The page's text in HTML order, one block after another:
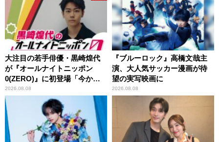
大注目の若手俳優・黒崎煌代
が『オールナイトニッポン
0(ZERO)』に初登場「今から
とてもワクワクしておりま
す！」
2026.08.08
『ブルーロック』高橋文哉主
演、大人気サッカー漫画が待
望の実写映画に
2026.08.08